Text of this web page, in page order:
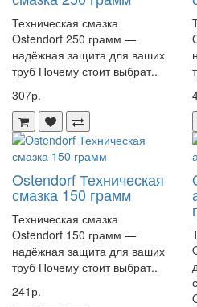
цене! Сделайте свою систему
долговечной с продукцией Ostendorf.
Артикул 225010
Техническая смазка
Ostendorf 250 грамм —
надёжная защита для ваших
труб Почему стоит выбрат..
307р.
Ostendorf Техническая
смазка 150 грамм
Техническая смазка
Ostendorf 150 грамм —
надёжная защита для ваших
труб Почему стоит выбрат..
241р.